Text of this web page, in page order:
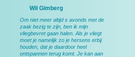
Wil Gimberg
Om niet meer altijd s avonds met de
zaak bezig te zijn, ben ik mijn
vliegbevret gaan halen. Als je vliegt
moet je namelijk zo je hersens erbij
houden, dat je daardoor heel
ontspannen terug komt. Je kan aan